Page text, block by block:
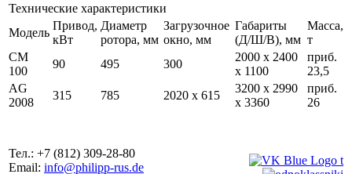
Технические характеристики
Модель
Привод,
кВт
Диаметр
ротора, мм
Загрузочное
окно, мм
Габариты
(Д/Ш/В), мм
Масса,
т
CM
100
90 495 300
2000 x 2400
x 1100
приб.
23,5
AG
2008
315 785 2020 x 615
3200 x 2990
x 3360
приб.
26
Тел.: +7 (812) 309-28-80
Email: info@philipp-rus.de